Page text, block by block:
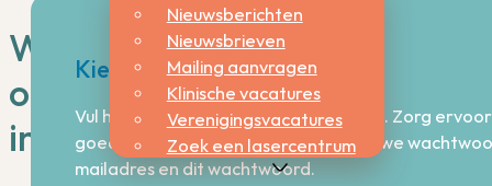
Nieuwsberichten
Nieuwsbrieven
Mailing aanvragen
Klinische vacatures
Verenigingsvacatures
Zoek een lasercentrum
Beroepsbelangen
Wachtwoord
opnieuw
instellen
Kies een nieuw wachtwoord
Vul hieronder je nieuwe wachtwoord in. Zorg
goed kunt onthouden. Zodra je je nieuwe
mailadres en dit wachtwoord.